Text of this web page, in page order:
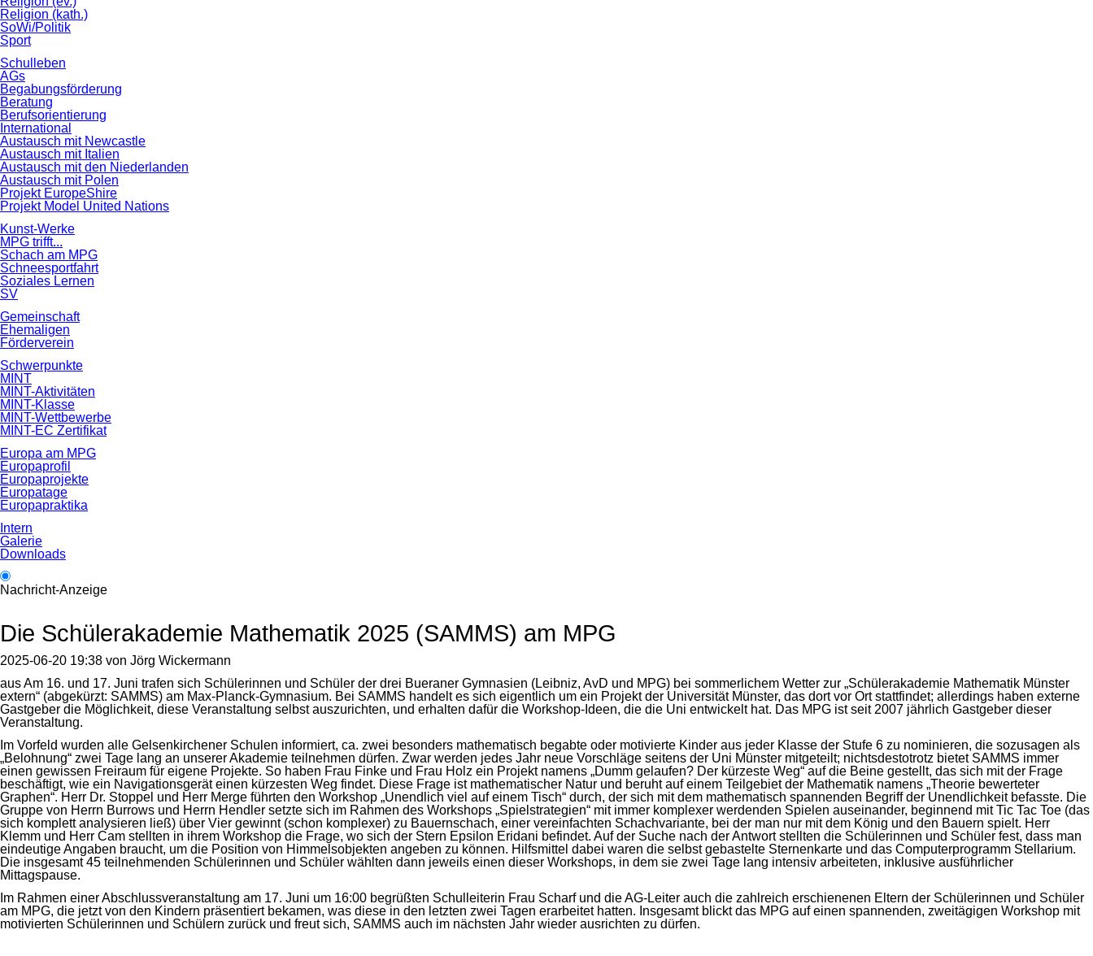
Religion (kath.)
SoWi/Politik
Sport
Schulleben
AGs
Begabungsförderung
Beratung
Berufsorientierung
International
Austausch mit Newcastle
Austausch mit Italien
Austausch mit den Niederlanden
Austausch mit Polen
Projekt EuropeShire
Projekt Model United Nations
Kunst-Werke
MPG trifft...
Schach am MPG
Schneesportfahrt
Soziales Lernen
SV
Gemeinschaft
Ehemaligen
Förderverein
Schwerpunkte
MINT
MINT-Aktivitäten
MINT-Klasse
MINT-Wettbewerbe
MINT-EC Zertifikat
Europa am MPG
Europaprofil
Europaprojekte
Europatage
Europapraktika
Intern
Galerie
Downloads
Nachricht-Anzeige
Die Schülerakademie Mathematik 2025 (SAMMS) am MPG
2025-06-20 19:38 von Jörg Wickermann
aus Am 16. und 17. Juni trafen sich Schülerinnen und Schüler der drei Bueraner Gymnasien (Leibniz, AvD und MPG) bei sommerlichem Wetter zur „Schülerakademie Mathematik Münster
extern“ (abgekürzt: SAMMS) am Max-Planck-Gymnasium. Bei SAMMS handelt es sich eigentlich um ein Projekt der Universität Münster, das dort vor Ort stattfindet; allerdings haben externe
Gastgeber die Möglichkeit, diese Veranstaltung selbst auszurichten, und erhalten dafür die Workshop-Ideen, die die Uni entwickelt hat. Das MPG ist seit 2007 jährlich Gastgeber dieser
Veranstaltung.
Im Vorfeld wurden alle Gelsenkirchener Schulen informiert, ca. zwei besonders mathematisch begabte oder motivierte Kinder aus jeder Klasse der Stufe 6 zu nominieren, die sozusagen als
„Belohnung“ zwei Tage lang an unserer Akademie teilnehmen dürfen. Zwar werden jedes Jahr neue Vorschläge seitens der Uni Münster mitgeteilt; nichtsdestotrotz bietet SAMMS immer
einen gewissen Freiraum für eigene Projekte. So haben Frau Finke und Frau Holz ein Projekt namens „Dumm gelaufen? Der kürzeste Weg“ auf die Beine gestellt, das sich mit der Frage
beschäftigt, wie ein Navigationsgerät einen kürzesten Weg findet. Diese Frage ist mathematischer Natur und beruht auf einem Teilgebiet der Mathematik namens „Theorie bewerteter
Graphen“. Herr Dr. Stoppel und Herr Merge führten den Workshop „Unendlich viel auf einem Tisch“ durch, der sich mit dem mathematisch spannenden Begriff der Unendlichkeit befasste. Die
Gruppe von Herrn Burrows und Herrn Hendler setzte sich im Rahmen des Workshops „Spielstrategien“ mit immer komplexer werdenden Spielen auseinander, beginnend mit Tic Tac Toe (das
sich komplett analysieren ließ) über Vier gewinnt (schon komplexer) zu Bauernschach, einer vereinfachten Schachvariante, bei der man nur mit dem König und den Bauern spielt. Herr
Klemm und Herr Cam stellten in ihrem Workshop die Frage, wo sich der Stern Epsilon Eridani befindet. Auf der Suche nach der Antwort stellten die Schülerinnen und Schüler fest, dass man
eindeutige Angaben braucht, um die Position von Himmelsobjekten angeben zu können. Hilfsmittel dabei waren die selbst gebastelte Sternenkarte und das Computerprogramm Stellarium.
Die insgesamt 45 teilnehmenden Schülerinnen und Schüler wählten dann jeweils einen dieser Workshops, in dem sie zwei Tage lang intensiv arbeiteten, inklusive ausführlicher
Mittagspause.
Im Rahmen einer Abschlussveranstaltung am 17. Juni um 16:00 begrüßten Schulleiterin Frau Scharf und die AG-Leiter auch die zahlreich erschienenen Eltern der Schülerinnen und Schüler
am MPG, die jetzt von den Kindern präsentiert bekamen, was diese in den letzten zwei Tagen erarbeitet hatten. Insgesamt blickt das MPG auf einen spannenden, zweitägigen Workshop mit
motivierten Schülerinnen und Schülern zurück und freut sich, SAMMS auch im nächsten Jahr wieder ausrichten zu dürfen.